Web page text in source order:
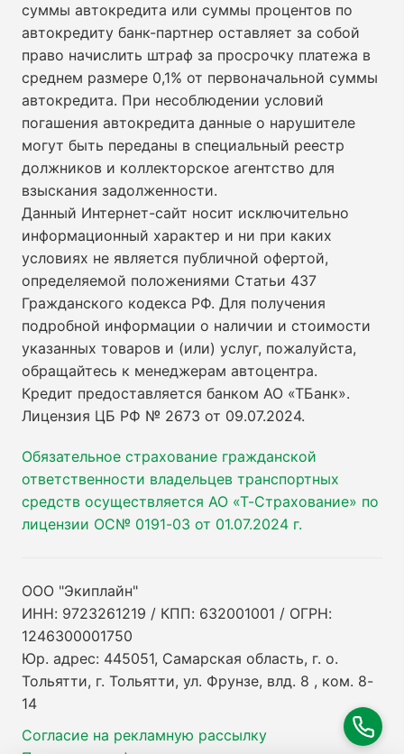
суммы автокредита или суммы процентов по
автокредиту банк-партнер оставляет за собой
право начислить штраф за просрочку платежа в
среднем размере 0,1% от первоначальной суммы
автокредита. При несоблюдении условий
погашения автокредита данные о нарушителе
могут быть переданы в специальный реестр
должников и коллекторское агентство для
взыскания задолженности.
Данный Интернет-сайт носит исключительно
информационный характер и ни при каких
условиях не является публичной офертой,
определяемой положениями Статьи 437
Гражданского кодекса РФ. Для получения
подробной информации о наличии и стоимости
указанных товаров и (или) услуг, пожалуйста,
обращайтесь к менеджерам автоцентра.
Кредит предоставляется банком АО «ТБанк».
Лицензия ЦБ РФ № 2673 от 09.07.2024.
Обязательное страхование гражданской
ответственности владельцев транспортных
средств осуществляется АО «Т-Страхование» по
лицензии ОС№ 0191-03 от 01.07.2024 г.
ООО "Экиплайн"
ИНН: 9723261219 / КПП: 632001001 / ОГРН:
1246300001750
Юр. адрес: 445051, Самарская область, г. о.
Тольятти, г. Тольятти, ул. Фрунзе, влд. 8 , ком. 8-
14
Согласие на рекламную рассылку